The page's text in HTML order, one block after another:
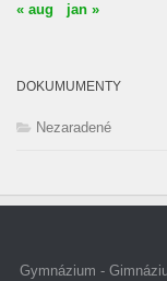
« aug
jan »
DOKUMUMENTY
Nezaradené
Gymnázium -